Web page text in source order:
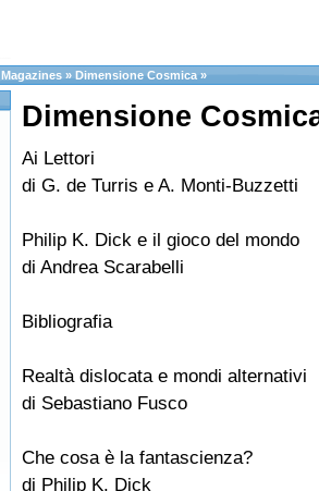
Magazines » Dimensione Cosmica »
Dimensione
Ai Lettori
di G. de Turris e A. Monti-Buzzetti
Philip K. Dick e il gioco del mondo
di Andrea Scarabelli
Bibliografia
Realtà dislocata e mondi alternativi
di Sebastiano Fusco
Che cosa è la fantascienza?
di Philip K. Dick